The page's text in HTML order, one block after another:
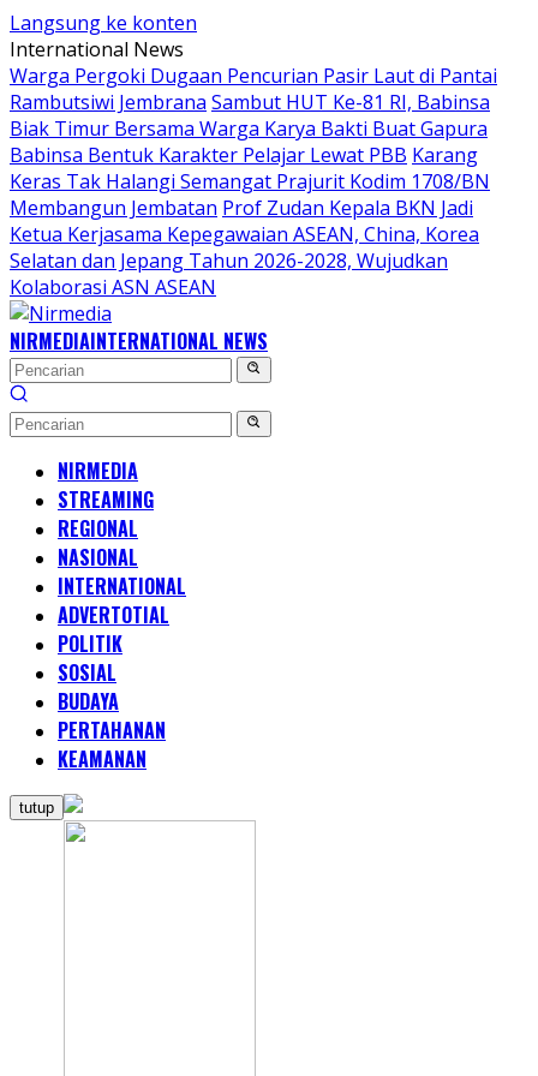
Langsung ke konten
International News
Warga Pergoki Dugaan Pencurian Pasir Laut di Pantai
Rambutsiwi Jembrana Sambut HUT Ke-81 RI, Babinsa
Biak Timur Bersama Warga Karya Bakti Buat Gapura
Babinsa Bentuk Karakter Pelajar Lewat PBB Karang
Keras Tak Halangi Semangat Prajurit Kodim 1708/BN
Membangun Jembatan Prof Zudan Kepala BKN Jadi
Ketua Kerjasama Kepegawaian ASEAN, China, Korea
Selatan dan Jepang Tahun 2026-2028, Wujudkan
Kolaborasi ASN ASEAN
NIRMEDIAINTERNATIONAL NEWS
NIRMEDIA
STREAMING
REGIONAL
NASIONAL
INTERNATIONAL
ADVERTOTIAL
POLITIK
SOSIAL
BUDAYA
PERTAHANAN
KEAMANAN
tutup